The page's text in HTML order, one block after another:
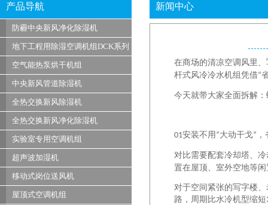
产品导航
防霾中央新风净化除湿机
地下工程用除湿空调机组DCK系列
空气能热泵烘干机组
中央新风管道除湿机
全热交换新风除湿机
全热交换新风净化除湿机
实验室专用空调机组
超声波加湿机
移动式岗位送风机
屋顶式空调机组
新闻中心
在商场的清凉空调风里
杆式风冷冷水机组凭借“
今天就带大家全面拆解
01安装不用 “大动干戈”
对比需要配套冷却塔、
置在屋顶、室外空地等
对于空间紧张的写字楼
路，周期比水冷机型缩短